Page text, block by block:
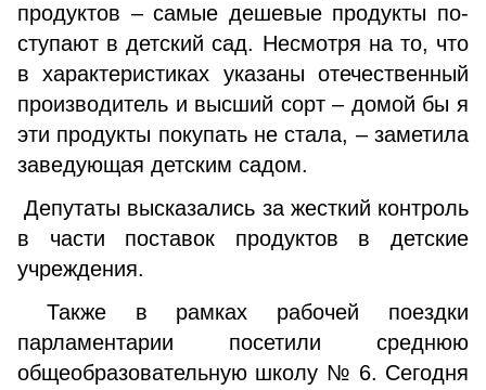
продуктов – самые дешевые продукты по­
ступают в детский сад. Несмотря на то, что
в характери­стиках указаны отечественный
производитель и высший сорт – домой бы я
эти продукты покупать не стала, – за­метила
заведующая детским садом.
Депутаты высказались за жесткий контроль
в части поставок продуктов в детские
учреждения.
Также в рамках рабочей поездки
парламентарии посетили среднюю
общеобразовательную школу № 6. Сегодня